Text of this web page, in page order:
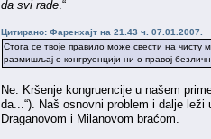
da svi rade .“
Цитирано: Фаренхајт на 21.43 ч. 07.01.2007.
Стога се твоје правило може свести на
размишљај о конгруенцији ни о правој
Ne. Kršenje kongruencije u našem
da...“). Naš osnovni problem i dalje
Draganovom i Milanovom braćom.